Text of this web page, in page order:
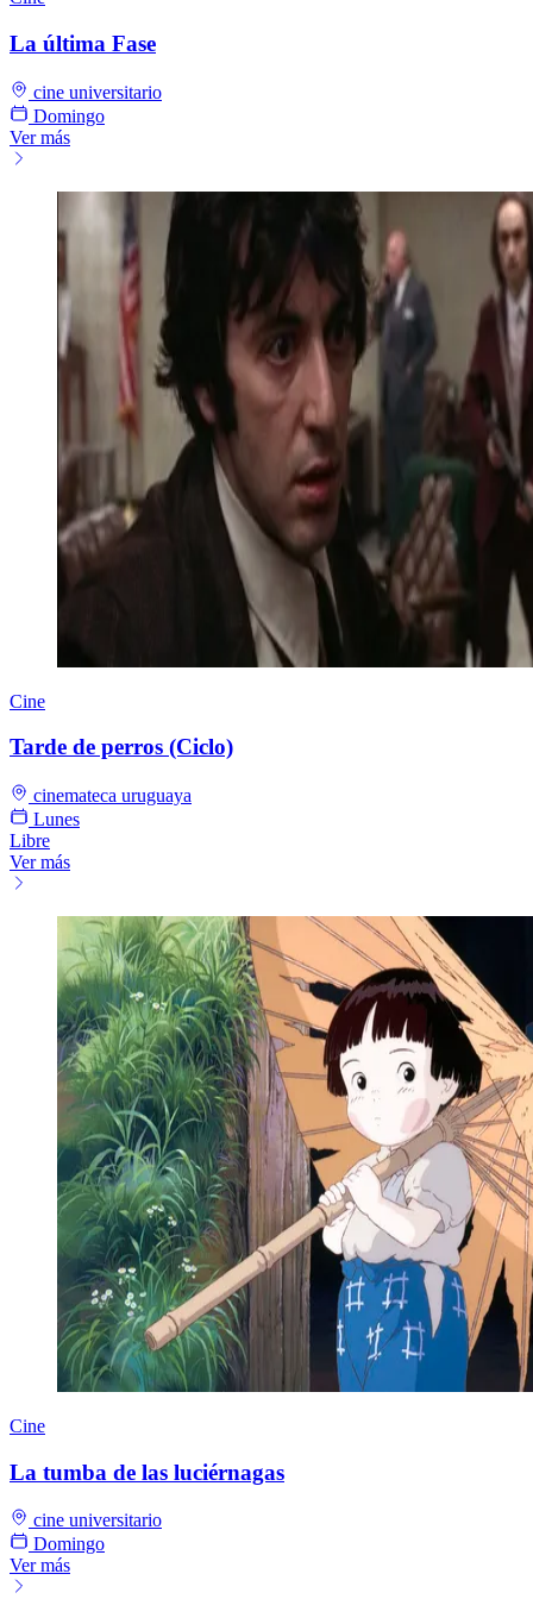
La última Fase
cine universitario
Domingo
Ver más
Cine
Tarde de perros (Ciclo)
cinemateca uruguaya
Lunes
Libre
Ver más
Cine
La tumba de las luciérnagas
cine universitario
Domingo
Ver más